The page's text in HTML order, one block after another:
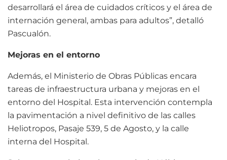
desarrollará el área de cuidados críticos y el área de
internación general, ambas para adultos”, detalló
Pascualón.
Mejoras en el entorno
Además, el Ministerio de Obras Públicas encara
tareas de infraestructura urbana y mejoras en el
entorno del Hospital. Esta intervención contempla
la pavimentación a nivel definitivo de las calles
Heliotropos, Pasaje 539, 5 de Agosto, y la calle
interna del Hospital.